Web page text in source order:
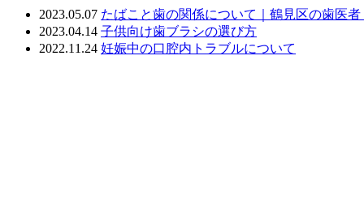
2023.05.07 たばこと歯の関係について｜鶴見区の歯医
2023.04.14 子供向け歯ブラシの選び方
2022.11.24 妊娠中の口腔内トラブルについて